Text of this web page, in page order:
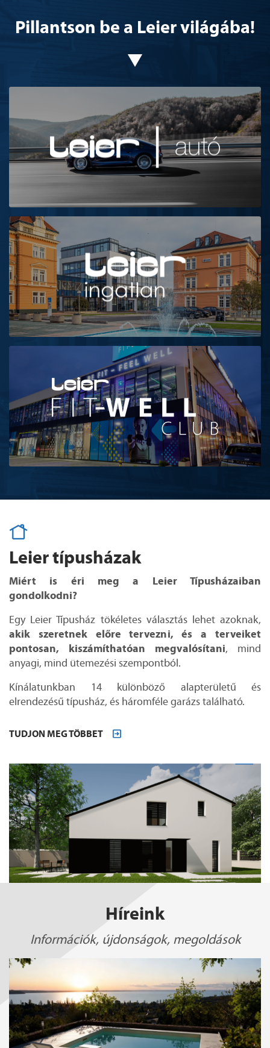
Pillantson be a Leier világába!
Leier típusházak
Miért is éri meg a Leier Típusházaiban
gondolkodni?
Egy Leier Típusház tökéletes választás lehet azoknak,
akik szeretnek előre tervezni, és a terveiket
pontosan, kiszámíthatóan megvalósítani, mind
anyagi, mind ütemezési szempontból.
Kínálatunkban 14 különböző alapterületű és
elrendezésű típusház, és háromféle garázs található.
TUDJON MEG TÖBBET
Híreink
Információk, újdonságok, megoldások